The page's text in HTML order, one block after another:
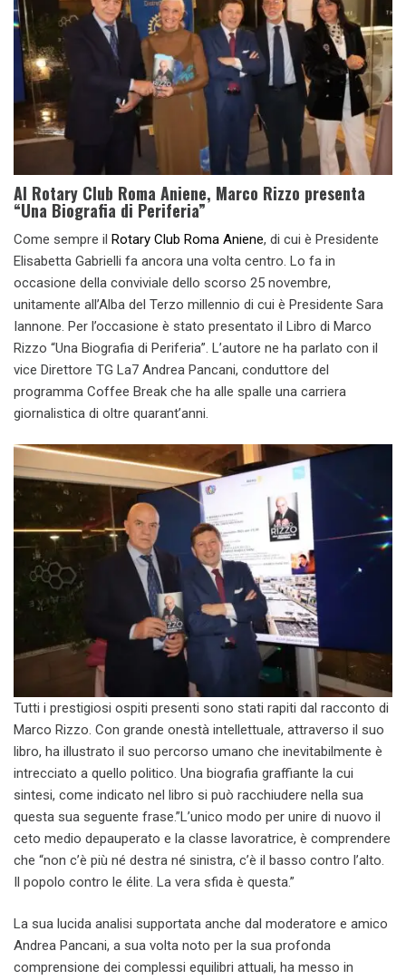
Al Rotary Club Roma Aniene, Marco Rizzo presenta
“Una Biografia di Periferia”
Come sempre il Rotary Club Roma Aniene, di cui è Presidente
Elisabetta Gabrielli fa ancora una volta centro. Lo fa in
occasione della conviviale dello scorso 25 novembre,
unitamente all’Alba del Terzo millennio di cui è Presidente Sara
Iannone. Per l’occasione è stato presentato il Libro di Marco
Rizzo “Una Biografia di Periferia”. L’autore ne ha parlato con il
vice Direttore TG La7 Andrea Pancani, conduttore del
programma Coffee Break che ha alle spalle una carriera
giornalistica di oltre quarant’anni.
Tutti i prestigiosi ospiti presenti sono stati rapiti dal racconto di
Marco Rizzo. Con grande onestà intellettuale, attraverso il suo
libro, ha illustrato il suo percorso umano che inevitabilmente è
intrecciato a quello politico. Una biografia graffiante la cui
sintesi, come indicato nel libro si può racchiudere nella sua
questa sua seguente frase.”L’unico modo per unire di nuovo il
ceto medio depauperato e la classe lavoratrice, è comprendere
che “non c’è più né destra né sinistra, c’è il basso contro l’alto.
Il popolo contro le élite. La vera sfida è questa.”
La sua lucida analisi supportata anche dal moderatore e amico
Andrea Pancani, a sua volta noto per la sua profonda
comprensione dei complessi equilibri attuali, ha messo in